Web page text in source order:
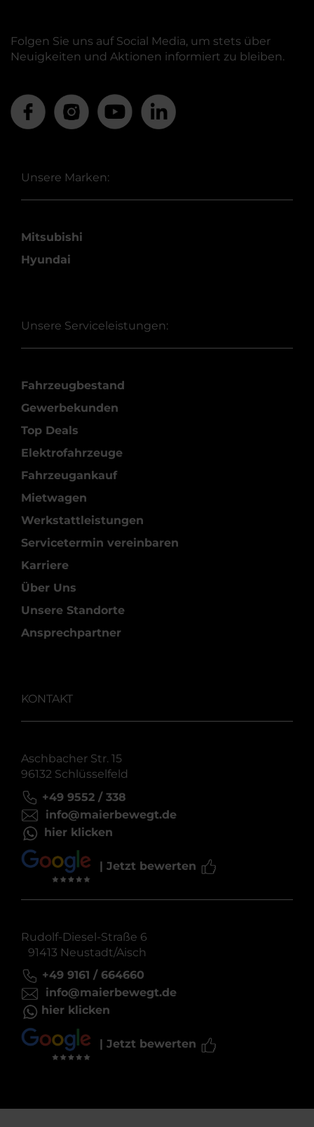
Folgen Sie uns auf Social Media, um stets über
Neuigkeiten und Aktionen informiert zu bleiben.
Unsere Marken:
Mitsubishi
Hyundai
Unsere Serviceleistungen:
Fahrzeugbestand
Gewerbekunden
Top Deals
Elektrofahrzeuge
Fahrzeugankauf
Mietwagen
Werkstattleistungen
Servicetermin vereinbaren
Karriere
Über Uns
Unsere Standorte
Ansprechpartner
KONTAKT
Aschbacher Str. 15
96132 Schlüsselfeld
+49 9552 / 338
info@maierbewegt.de
hier klicken
| Jetzt bewerten
Rudolf-Diesel-Straße 6
91413 Neustadt/Aisch
+49 9161 / 664660
info@maierbewegt.de
hier klicken
| Jetzt bewerten